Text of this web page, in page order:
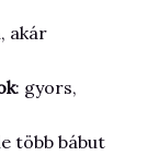
akár
: gyors,
több bábut